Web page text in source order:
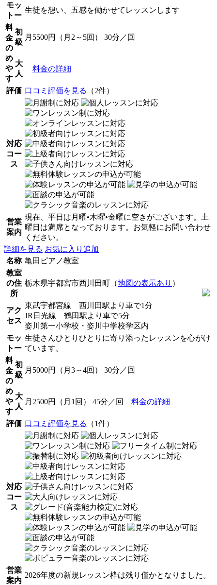
モッ
トー
生徒を想い、五感を働かせてレッスンします
料
金
の
め
や
す
初
級
月5500円（月2～5回） 30分／回
大
人
料金の詳細
評価 口コミ評価を見る （2件）
対応
コー
ス
営業
案内
現在、平日は月曜•木曜•金曜に空きがございます。土
曜日は満席となっております。お気軽にお問い合わせ
ください。
詳細を見る お気に入り追加
名称 亀田ピアノ教室
教室
の住
所
栃木県宇都宮市西川田町（地図の表示あり ）
アク
セス
東武宇都宮線 西川田駅より車で1分
JR日光線 鶴田駅より車で5分
姿川第一小学校・姿川中学校学区内
モッ
トー
生徒さんひとりひとりに寄り添ったレッスンを心がけ
ています。
料
金
の
め
や
す
初
級
月5000円（月3～4回） 30分／回
大
人
月2500円（月1回） 45分／回 料金の詳細
評価 口コミ評価を見る （1件）
対応
コー
ス
営業
案内
2026年度の新規レッスン枠は残り僅かとなりました。